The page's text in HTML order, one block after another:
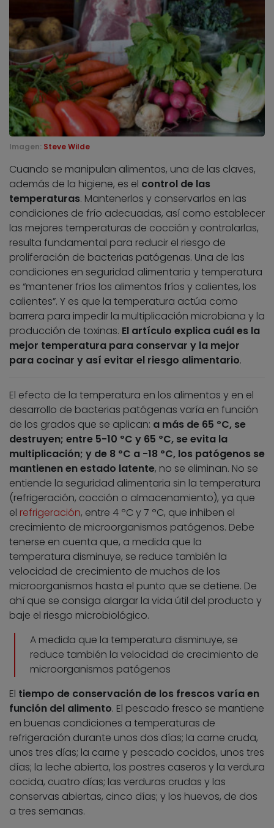
Imagen: Steve Wilde
Cuando se manipulan alimentos, una de las claves,
además de la higiene, es el control de las
temperaturas. Mantenerlos y conservarlos en las
condiciones de frío adecuadas, así como establecer
las mejores temperaturas de cocción y controlarlas,
resulta fundamental para reducir el riesgo de
proliferación de bacterias patógenas. Una de las
condiciones en seguridad alimentaria y temperatura
es “mantener fríos los alimentos fríos y calientes, los
calientes”. Y es que la temperatura actúa como
barrera para impedir la multiplicación microbiana y la
producción de toxinas. El artículo explica cuál es la
mejor temperatura para conservar y la mejor
para cocinar y así evitar el riesgo alimentario.
El efecto de la temperatura en los alimentos y en el
desarrollo de bacterias patógenas varía en función
de los grados que se aplican: a más de 65 ºC, se
destruyen; entre 5-10 ºC y 65 ºC, se evita la
multiplicación; y de 8 ºC a -18 ºC, los patógenos se
mantienen en estado latente, no se eliminan. No se
entiende la seguridad alimentaria sin la temperatura
(refrigeración, cocción o almacenamiento), ya que
el refrigeración, entre 4 ºC y 7 ºC, que inhiben el
crecimiento de microorganismos patógenos. Debe
tenerse en cuenta que, a medida que la
temperatura disminuye, se reduce también la
velocidad de crecimiento de muchos de los
microorganismos hasta el punto que se detiene. De
ahí que se consiga alargar la vida útil del producto y
baje el riesgo microbiológico.
A medida que la temperatura disminuye, se
reduce también la velocidad de crecimiento de
microorganismos patógenos
El tiempo de conservación de los frescos varía en
función del alimento. El pescado fresco se mantiene
en buenas condiciones a temperaturas de
refrigeración durante unos dos días; la carne cruda,
unos tres días; la carne y pescado cocidos, unos tres
días; la leche abierta, los postres caseros y la verdura
cocida, cuatro días; las verduras crudas y las
conservas abiertas, cinco días; y los huevos, de dos
a tres semanas.